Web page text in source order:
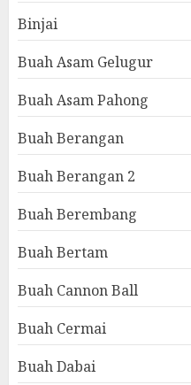
Binjai
Buah Asam Gelugur
Buah Asam Pahong
Buah Berangan
Buah Berangan 2
Buah Berembang
Buah Bertam
Buah Cannon Ball
Buah Cermai
Buah Dabai